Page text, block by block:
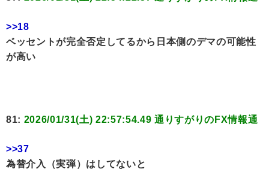
>>18
ベッセントが完全否定してるから日本側のデマの可能性
が高い
81: 2026/01/31(土) 22:57:54.49 通りすがりのFX情報通
>>37
為替介入（実弾）はしてないと